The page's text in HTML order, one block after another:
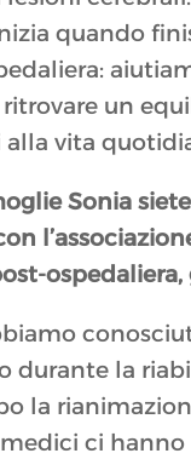
quando
un
alla vita
Sonia
durante la
la
ci